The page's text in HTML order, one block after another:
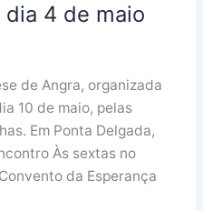
4 de maio
de Angra, organizada
10 de maio, pelas
Em Ponta Delgada,
Às sextas no
da Esperança